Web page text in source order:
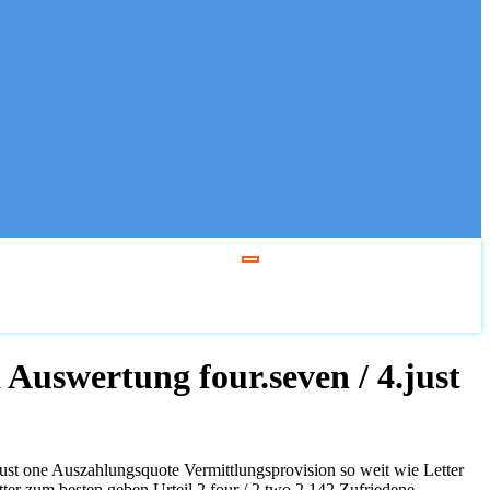
four.seven / 4.just
one Auszahlungsquote Vermittlungsprovision so weit wie Letter